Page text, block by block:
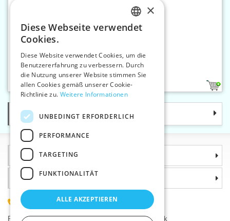
25
Rundgummi 3 mm
Kategorie
Informationen
Warum sollten Sie gerade uns wählen?
(+420) 585 051 217
Plzeňská 868, 783 91 Uničov, Tschechische Republik
CZECH
ENGLISH
×
Diese Webseite verwendet
Cookies.
Diese Website verwendet Cookies, um die
Benutzererfahrung zu verbessern. Durch
die Nutzung unserer Website stimmen Sie
allen Cookies gemäß unserer Cookie-
Richtlinie zu. Weitere Informationen
UNBEDINGT ERFORDERLICH
PERFORMANCE
TARGETING
FUNKTIONALITÄT
ALLE AKZEPTIEREN